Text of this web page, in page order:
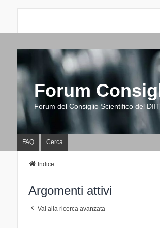
Forum
Forum del Consiglio Scientifico del
FAQ Cerca
Indice
Argomenti attivi
Vai alla ricerca avanzata